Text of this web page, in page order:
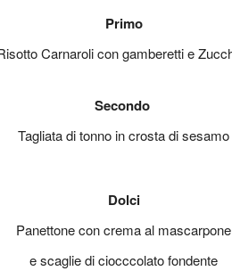
Primo
Carnaroli con gamberetti e
Secondo
Tagliata di tonno in crosta di sesamo
Dolci
Panettone con crema al mascarpone
e scaglie di ciocccolato fondente